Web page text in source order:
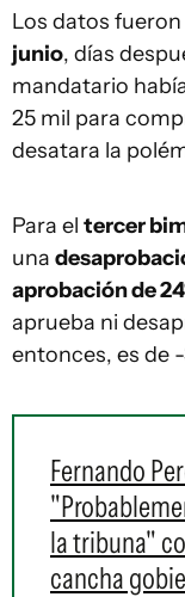
Los datos fueron
junio, días
mandatario
25 mil para
desatara la
Para el tercer
una
aprobación de
aprueba ni
entonces, es de
Fernando
la tribuna"
cancha